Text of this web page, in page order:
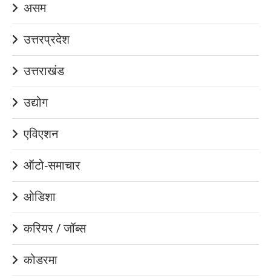
असम
उत्तरप्रदेश
उत्तराखंड
उद्योग
एविएशन
ऑटो-समाचार
ओडिशा
करियर / जॉब्स
कोडरमा